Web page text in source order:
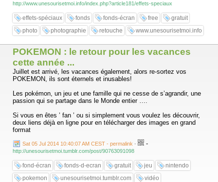
http://www.unesourisetmoi.info/index.php?article181/effets-speciaux
effets-spéciaux fonds fonds-écran free
gratuit
photo
photographie retouche www.unesourisetmoi.info
POKEMON : le retour pour les vacances
cette année ...
Juillet est arrivé, les vacances également, alors re-sortez vos
POKEMON, ils sont éternels et inusables!
Les pokémon, un jeu et une famille qui ne cesse de s’agrandir, une
passion qui se partage dans le Monde entier ….
Si vous en êtes ’ fan ’ ou si simplement vous voulez les découvrir,
deux liens déjà en ligne pour en télécharger des images en grand
format
Sat 05 Jul 2014 10:40:07 AM CEST - permalink - -
http://unesourisetmoi.tumblr.com/post/90763091098
fond-écran fonds-d-ecran gratuit jeu
nintendo
pokemon
unesourisetmoi.tumblr.com
vidéo